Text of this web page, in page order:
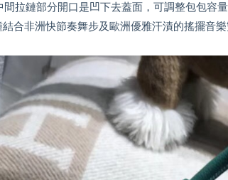
間拉鏈部分開口是凹下去蓋面，可調整包包容
合非洲快節奏舞步及歐洲優雅汗漬的搖擺音